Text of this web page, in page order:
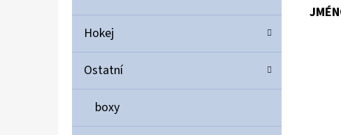
Hokej
Ostatní
boxy
5